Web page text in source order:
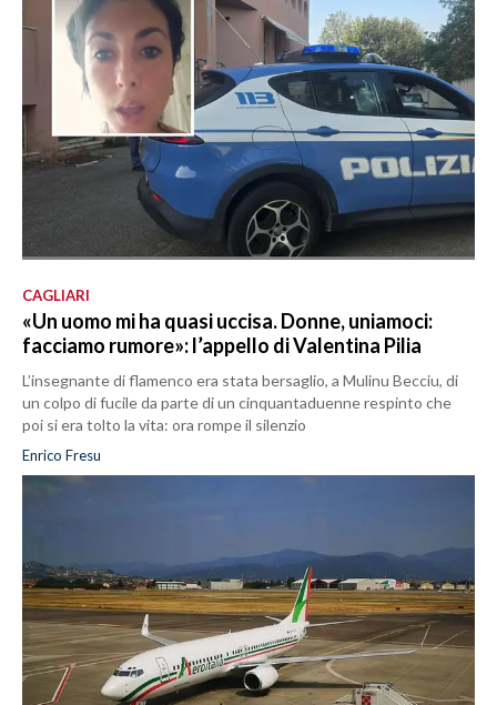
CAGLIARI
«Un uomo mi ha quasi uccisa. Donne, uniamoci:
facciamo rumore»: l’appello di Valentina Pilia
L’insegnante di flamenco era stata bersaglio, a Mulinu Becciu, di
un colpo di fucile da parte di un cinquantaduenne respinto che
poi si era tolto la vita: ora rompe il silenzio
Enrico Fresu